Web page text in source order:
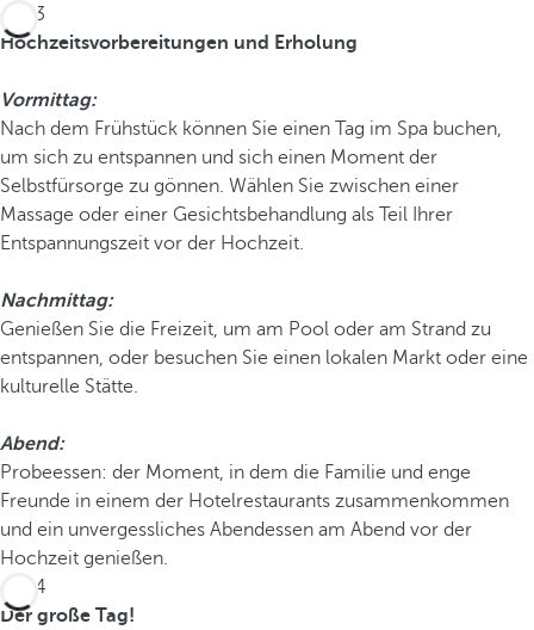
Tag 3
Hochzeitsvorbereitungen und Erholung
Vormittag:
Nach dem Frühstück können Sie einen Tag im Spa buchen,
um sich zu entspannen und sich einen Moment der
Selbstfürsorge zu gönnen. Wählen Sie zwischen einer
Massage oder einer Gesichtsbehandlung als Teil Ihrer
Entspannungszeit vor der Hochzeit.
Nachmittag:
Genießen Sie die Freizeit, um am Pool oder am Strand zu
entspannen, oder besuchen Sie einen lokalen Markt oder eine
kulturelle Stätte.
Abend:
Probeessen: der Moment, in dem die Familie und enge
Freunde in einem der Hotelrestaurants zusammenkommen
und ein unvergessliches Abendessen am Abend vor der
Hochzeit genießen.
Tag 4
Der große Tag!